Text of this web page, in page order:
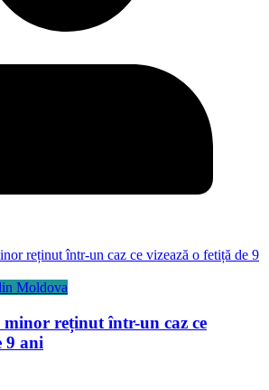
Moldova
reținut într-un caz ce
9 ani